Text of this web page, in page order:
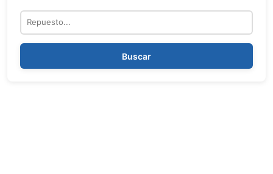
Repuesto
Buscar